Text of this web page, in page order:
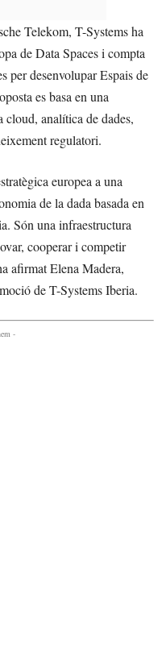
Telekom, T-Systems ha
de Data Spaces i compta
per desenvolupar Espais de
es basa en una
cloud, analítica de dades,
regulatori.
europea a una
de la dada basada en
Són una infraestructura
cooperar i competir
afirmat Elena Madera,
de T-Systems Iberia.
-